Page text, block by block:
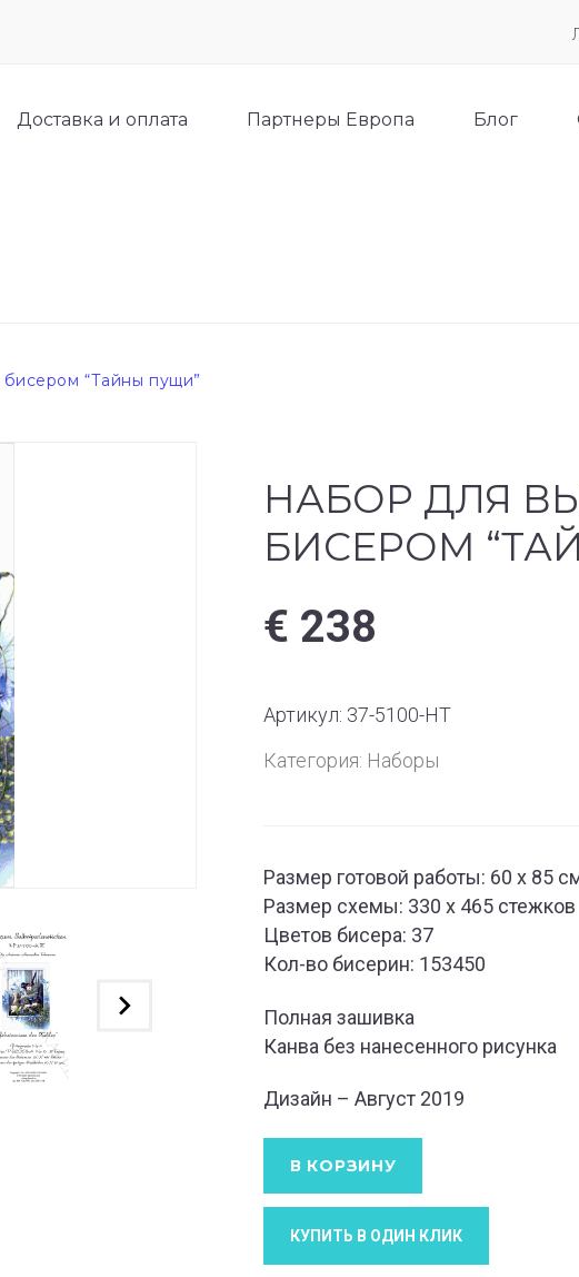
Доставка и оплата Партнеры Европа Блог
“Тайны пущи”
НАБОР ДЛЯ
БИСЕРОМ
€ 238
Артикул: 37-5100-НТ
Категория: Наборы
Размер готовой работы: 60 х 85
Размер схемы: 330 х 465 стежков
Цветов бисера: 37
Кол-во бисерин: 153450
Полная зашивка
Канва без нанесенного рисунка
Дизайн – Август 2019
В КОРЗИНУ
КУПИТЬ В ОДИН КЛИК